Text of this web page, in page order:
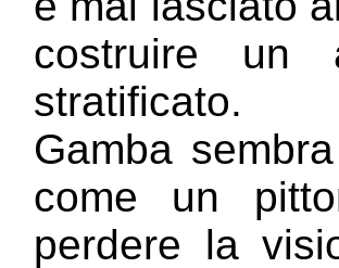
costruire un
stratificato.
Gamba
come un
perdere la